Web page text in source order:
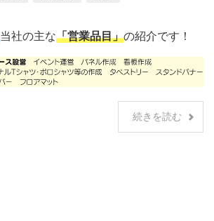
当社の主な「営業品目」の紹介です！
続きを読む